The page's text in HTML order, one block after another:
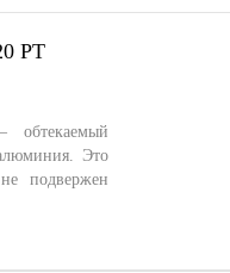
PT
обтекаемый
Это
подвержен